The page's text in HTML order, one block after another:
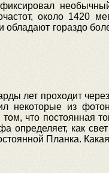
около 1420
гораздо
лет проходит
некоторые из
что постоянная
определяет, как
Планка.